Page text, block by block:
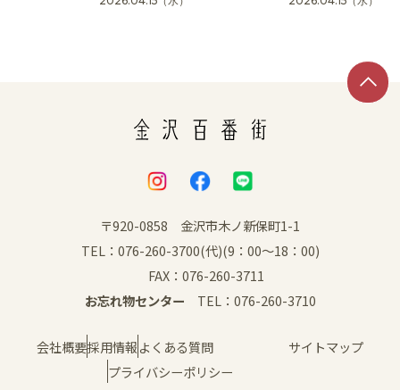
〒920-0858 金沢市木ノ新保町1-1
TEL：076-260-3700(代)(9：00～18：00)
FAX：076-260-3711
お忘れ物センター TEL：076-260-3710
会社概要採用情報よくある質問
サイトマップ
プライバシーポリシー